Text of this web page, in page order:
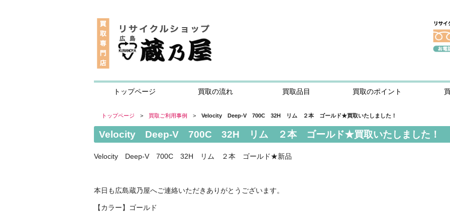
トップページ 買取の流れ 買取品目 買取のポイント
トップページ > 買取ご利用事例 > Velocity Deep-V 700C 32H リム ２本 ゴールド★買取いたしました！
Velocity Deep-V 700C 32H リム ２本 ゴールド★買取いたしました！
Velocity Deep-V 700C 32H リム ２本 ゴールド★新品
本日も広島蔵乃屋へご連絡いただきありがとうございます。
【カラー】ゴールド